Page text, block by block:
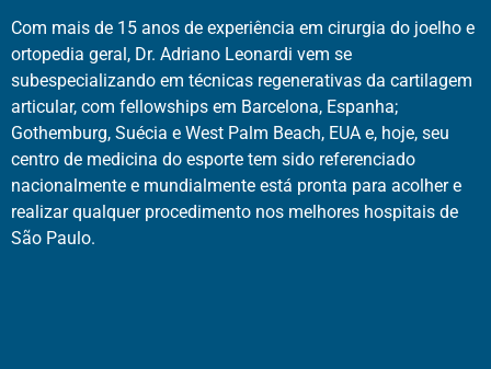
Com mais de 15 anos de experiência em cirurgia do joelho e
ortopedia geral, Dr. Adriano Leonardi vem se
subespecializando em técnicas regenerativas da cartilagem
articular, com fellowships em Barcelona, Espanha;
Gothemburg, Suécia e West Palm Beach, EUA e, hoje, seu
centro de medicina do esporte tem sido referenciado
nacionalmente e mundialmente está pronta para acolher e
realizar qualquer procedimento nos melhores hospitais de
São Paulo.